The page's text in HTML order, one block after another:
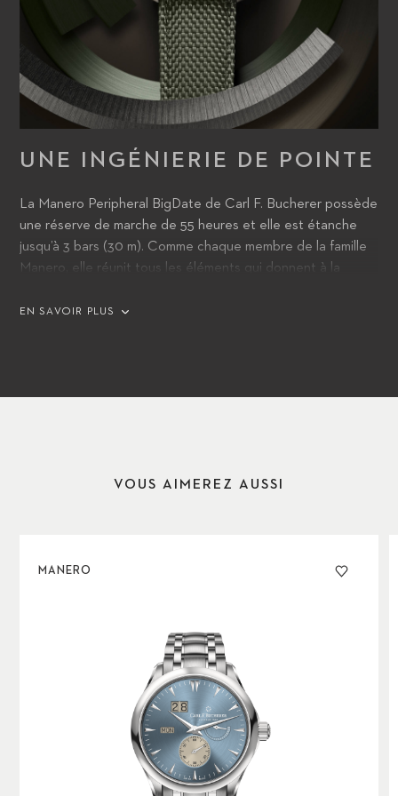
UNE INGÉNIERIE DE POINTE
La Manero Peripheral BigDate de Carl F. Bucherer possède
une réserve de marche de 55 heures et elle est étanche
jusqu’à 3 bars (30 m). Comme chaque membre de la famille
Manero, elle réunit tous les éléments qui donnent à la
ingénierie de pointe, une expertise horlogère traditionnelle
EN SAVOIR PLUS
VOUS AIMEREZ AUSSI
MANERO